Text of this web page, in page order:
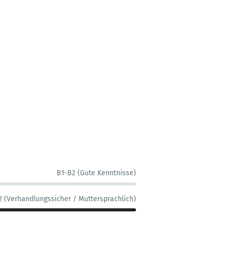
B1-B2 (Gute Kenntnisse)
(Verhandlungssicher / Muttersprachlich)